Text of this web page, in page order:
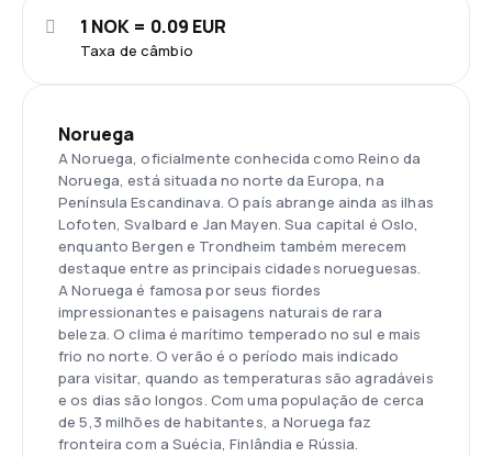
Taxa de câmbio
1 NOK = 0.09 EUR
Noruega
A Noruega, oficialmente conhecida como Reino da
Noruega, está situada no norte da Europa, na
Península Escandinava. O país abrange ainda as ilhas
Lofoten, Svalbard e Jan Mayen. Sua capital é Oslo,
enquanto Bergen e Trondheim também merecem
destaque entre as principais cidades norueguesas.
A Noruega é famosa por seus fiordes
impressionantes e paisagens naturais de rara
beleza. O clima é marítimo temperado no sul e mais
frio no norte. O verão é o período mais indicado
para visitar, quando as temperaturas são agradáveis
e os dias são longos. Com uma população de cerca
de 5,3 milhões de habitantes, a Noruega faz
fronteira com a Suécia, Finlândia e Rússia.